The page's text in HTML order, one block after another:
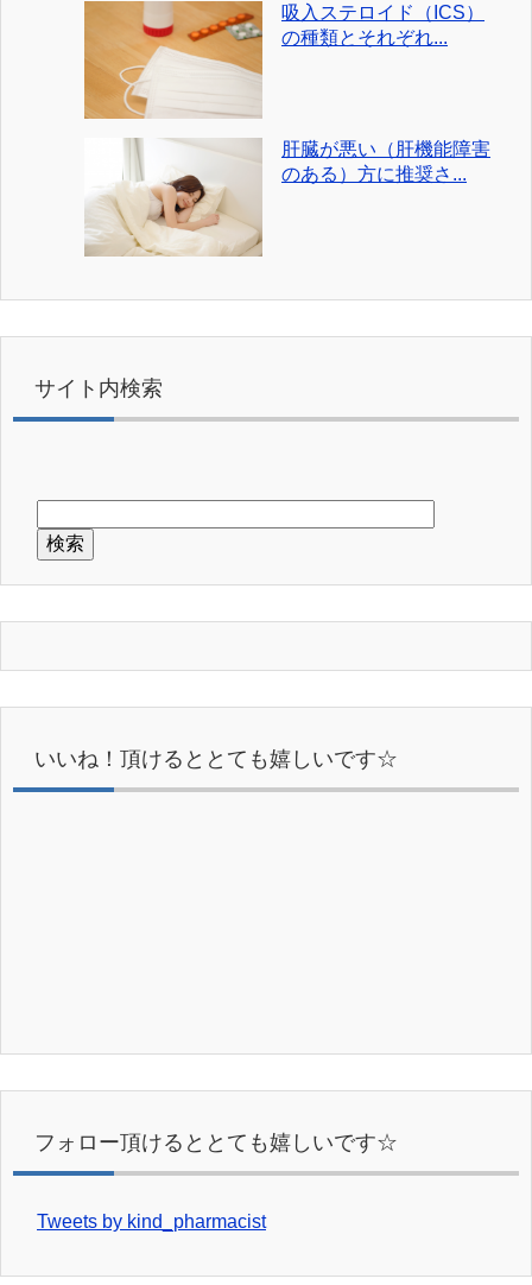
吸入ステロイド（ICS）
の種類とそれぞれ...
肝臓が悪い（肝機能障害
のある）方に推奨さ...
サイト内検索
いいね！頂けるととても嬉しいです☆
フォロー頂けるととても嬉しいです☆
Tweets by kind_pharmacist